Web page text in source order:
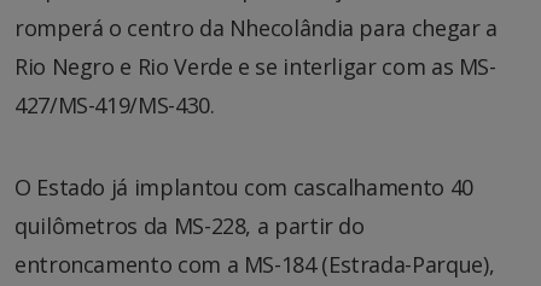
romperá o centro da Nhecolândia para chegar a
Rio Negro e Rio Verde e se interligar com as MS-
427/MS-419/MS-430.
O Estado já implantou com cascalhamento 40
quilômetros da MS-228, a partir do
entroncamento com a MS-184 (Estrada-Parque),